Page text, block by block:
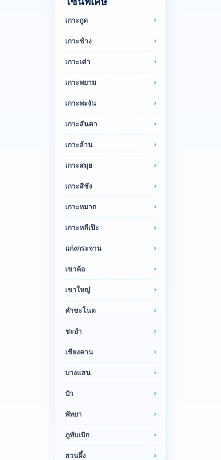
เกาะกูด
เกาะช้าง
เกาะเต่า
เกาะพยาม
เกาะพะงัน
เกาะลันตา
เกาะล้าน
เกาะสมุย
เกาะสีชัง
เกาะหมาก
เกาะหลีเป๊ะ
แก่งกระจาน
เขาค้อ
เขาใหญ่
คำชะโนด
ชะอำ
เชียงคาน
บางแสน
ปัว
พัทยา
ภูทับเบิก
สวนผึ้ง